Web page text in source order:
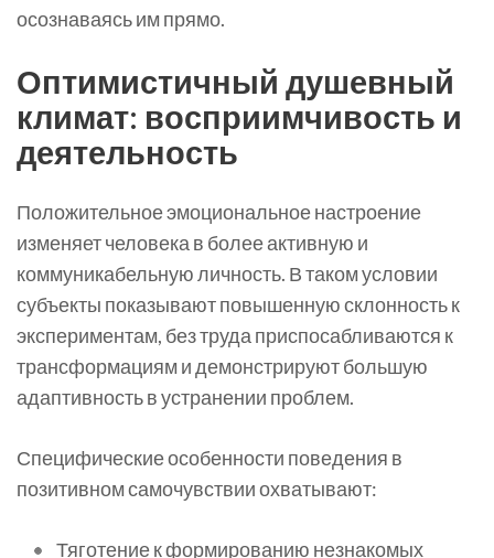
осознаваясь им прямо.
Оптимистичный душевный
климат: восприимчивость и
деятельность
Положительное эмоциональное настроение
изменяет человека в более активную и
коммуникабельную личность. В таком условии
субъекты показывают повышенную склонность к
экспериментам, без труда приспосабливаются к
трансформациям и демонстрируют большую
адаптивность в устранении проблем.
Специфические особенности поведения в
позитивном самочувствии охватывают:
Тяготение к формированию незнакомых